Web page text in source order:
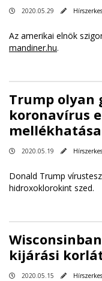
2020.05.29
Az amerikai elnök
mandiner.hu.
Trump olyan
koronavírus
2020.05.19
Donald Trump
hidroxoklorokint szed.
kijárási
2020.05.15